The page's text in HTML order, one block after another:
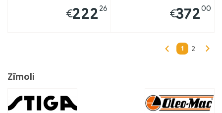
€222 26 €37200
1 2
Zīmoli